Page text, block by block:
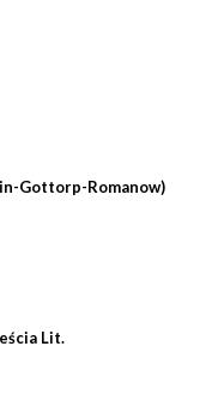
Gottorp-Romanow)
Lit.